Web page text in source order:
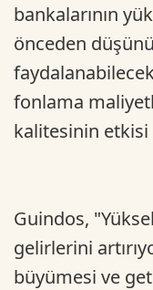
bankalarının
önceden
fonlama
kalitesinin
Guindos,
gelirlerini
büyümesi ve